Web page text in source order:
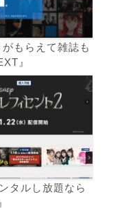
もらえて雑誌も
』
タルし放題なら